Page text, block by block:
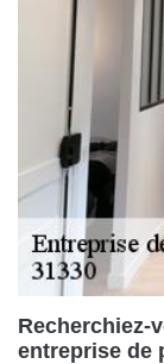
Recherchiez-
entreprise de